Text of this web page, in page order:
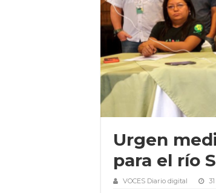
Urgen
para el río
VOCES Diario digital